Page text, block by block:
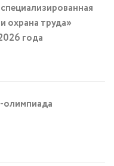
охрана труда»
года
олимпиада